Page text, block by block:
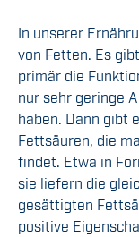
In unserer
von Fetten. Es
primär die
nur sehr geringe
haben. Dann gibt
Fettsäuren, die
findet. Etwa in
sie liefern die
gesättigten
positive